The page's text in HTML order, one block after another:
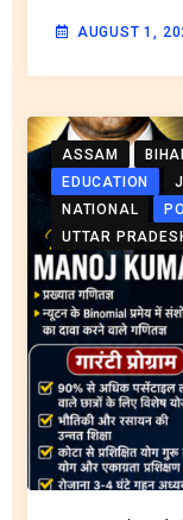
AUGUST 1,
ASSAM
EDUCATION
NATIONAL
UTTAR